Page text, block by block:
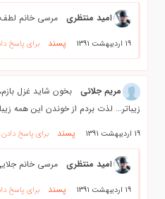
امید منتظری مرسی خانم لطف
19 اردیبهشت 1391 پسند برای پاسخ
مریم جلائی
بخون شاید غزل
زیباتر... لذت بردم از خوندن این همه
19 اردیبهشت 1391 پسند برای پاسخ
امید منتظری مرسی خانم
19 اردیبهشت 1391 پسند برای پاسخ